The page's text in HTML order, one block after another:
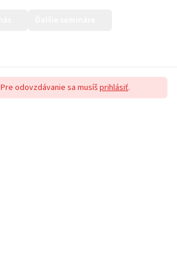
Pre odovzdávanie sa musíšprihlásiť.